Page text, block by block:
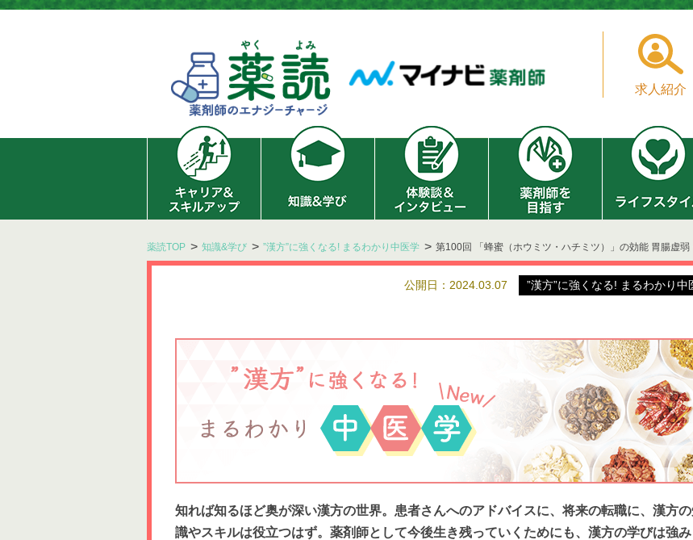
求人紹介
薬読TOP 知識&学び ”漢方”に強くなる! まるわかり中医学 第100回 「蜂蜜（ホウミツ・ハチミツ）」の効能 胃腸虚
公開日：2024.03.07 ”漢方”に強くなる! まるわかり中
知れば知るほど奥が深い漢方の世界。患者さんへのアドバイスに、将来の転職に、漢方
識やスキルは役立つはず。薬剤師として今後生き残っていくためにも、漢方の学びは強み